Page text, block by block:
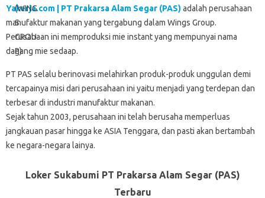
Yakerja.com | PT Prakarsa Alam Segar (PAS)adalah perusahaan
manufaktur makanan yang tergabung dalam Wings Group.
Perusahaan ini memproduksi mie instant yang mempunyai nama
dagang mie sedaap.
PT PAS selalu berinovasi melahirkan produk-produk unggulan demi
tercapainya misi dari perusahaan ini yaitu menjadi yang terdepan dan
terbesar di industri manufaktur makanan.
Sejak tahun 2003, perusahaan ini telah berusaha memperluas
jangkauan pasar hingga ke ASIA Tenggara, dan pasti akan bertambah
ke negara-negara lainya.
Loker Sukabumi PT Prakarsa Alam Segar (PAS)
Terbaru